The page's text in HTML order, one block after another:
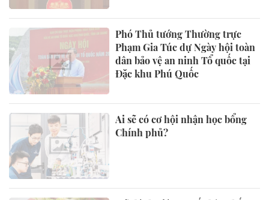
Phó Thủ tướng Thường trực
Phạm Gia Túc dự Ngày hội toàn
dân bảo vệ an ninh Tổ quốc tại
Đặc khu Phú Quốc
Ai sẽ có cơ hội nhận học bổng
Chính phủ?